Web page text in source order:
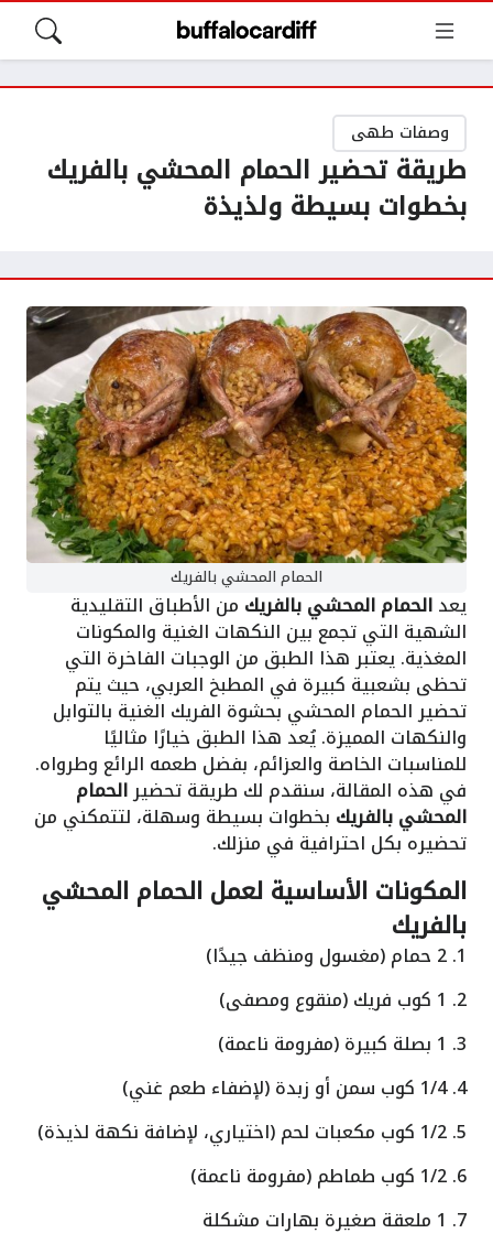
وصفات طهى
طريقة تحضير الحمام المحشي بالفريك
بخطوات بسيطة ولذيذة
الحمام المحشي بالفريك
يعدالحمام المحشي بالفريك من الأطباق التقليدية
الشهية التي تجمع بين النكهات الغنية والمكونات
المغذية. يعتبر هذا الطبق من الوجبات الفاخرة التي
تحظى بشعبية كبيرة في المطبخ العربي، حيث يتم
تحضير الحمام المحشي بحشوة الفريك الغنية بالتوابل
والنكهات المميزة. يُعد هذا الطبق خيارًا مثاليًا
للمناسبات الخاصة والعزائم، بفضل طعمه الرائع وطرواه.
في هذه المقالة، سنقدم لك طريقة تحضيرالحمام
المحشي بالفريك بخطوات بسيطة وسهلة، لتتمكني من
تحضيره بكل احترافية في منزلك.
المكونات الأساسية لعمل الحمام المحشي
بالفريك
1. 2 حمام (مغسول ومنظف جيدًا)
2. 1 كوب فريك (منقوع ومصفى)
3. 1 بصلة كبيرة (مفرومة ناعمة)
4. 1/4 كوب سمن أو زبدة (لإضفاء طعم غني)
5. 1/2 كوب مكعبات لحم (اختياري، لإضافة نكهة لذيذة)
6. 1/2 كوب طماطم (مفرومة ناعمة)
7. 1 ملعقة صغيرة بهارات مشكلة